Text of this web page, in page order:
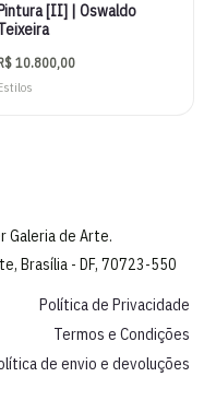
Pintura [II] | Oswaldo
10.800,00
Galeria de Arte.
Brasília - DF, 70723-550
Política de Privacidade
Termos e Condições
de envio e devoluções